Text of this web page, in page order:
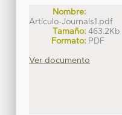
Nombre:
Artículo-Journals1.pdf
Tamaño: 463.2Kb
Formato: PDF
Ver documento